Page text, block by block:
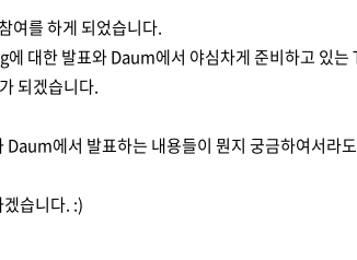
여를 하게 되었습니다.
대한 발표와 Daum에서 야심차게 준비하고 있
되겠습니다.
에서 발표하는 내용들이 뭔지 궁금하여서라
습니다. :)